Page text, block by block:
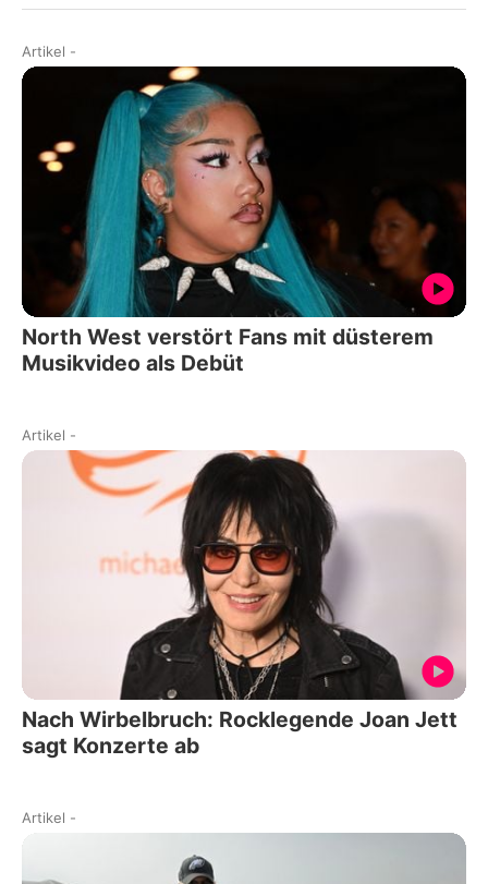
Artikel -
North West verstört Fans mit düsterem
Musikvideo als Debüt
Artikel -
Nach Wirbelbruch: Rocklegende Joan Jett
sagt Konzerte ab
Artikel -